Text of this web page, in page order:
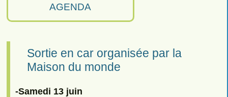
AGENDA
Sortie en car organisée par la
Maison du monde
-Samedi 13 juin